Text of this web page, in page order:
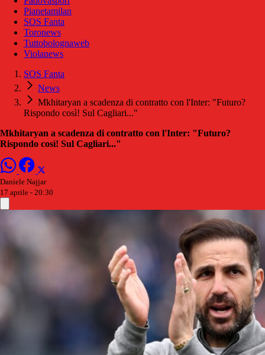
Pianetamilan
SOS Fanta
Toronews
Tuttobolognaweb
Violanews
SOS Fanta
News
Mkhitaryan a scadenza di contratto con l'Inter: "Futuro?
Rispondo così! Sul Cagliari..."
Mkhitaryan a scadenza di contratto con l'Inter: "Futuro?
Rispondo così! Sul Cagliari..."
Daniele Najjar
17 aprile - 20:30